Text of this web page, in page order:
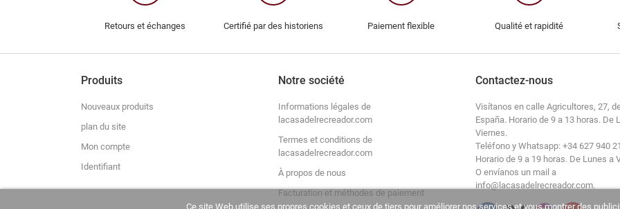
Retours et échanges Certifié par des historiens Paiement flexible Qualité et rapidité
Produits
Nouveaux produits
plan du site
Mon compte
Identifiant
Notre société
Informations légales de
lacasadelrecreador.com
Termes et conditions de
lacasadelrecreador.com
À propos de nous
Facturation et méthodes de paiement
Contactez-nous
Visítanos en calle Agricultores, 27,
España. Horario de 9 a 13 horas. De
Viernes.
Teléfono y Whatsapp: +34 627 940
Horario de 9 a 19 horas. De Lunes a
O envíanos un mail a
info@lacasadelrecreador.com.
Ce site Web utilise ses propres cookies et ceux de tiers pour améliorer nos services et vous montrer des